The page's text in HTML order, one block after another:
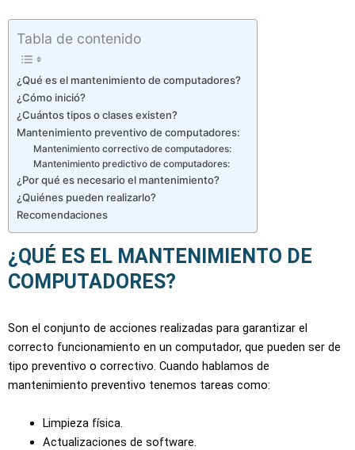
Tabla de contenido
¿Qué es el mantenimiento de computadores?
¿Cómo inició?
¿Cuántos tipos o clases existen?​
Mantenimiento preventivo de computadores:
Mantenimiento correctivo de computadores:
Mantenimiento predictivo de computadores:
¿Por qué es necesario el mantenimiento?
¿Quiénes pueden realizarlo?​
Recomendaciones
¿QUÉ ES EL MANTENIMIENTO DE
COMPUTADORES?
Son el conjunto de acciones realizadas para garantizar el
correcto funcionamiento en un computador, que pueden ser de
tipo preventivo o correctivo. Cuando hablamos de
mantenimiento preventivo tenemos tareas como:
Limpieza física.
Actualizaciones de software.